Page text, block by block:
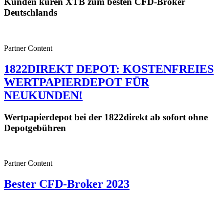
Deutschlands
Partner Content
1822DIREKT DEPOT: KOSTENFREIES
WERTPAPIERDEPOT FÜR
NEUKUNDEN!
Wertpapierdepot bei der 1822direkt ab sofort ohne
Depotgebühren
Partner Content
Bester CFD-Broker 2023